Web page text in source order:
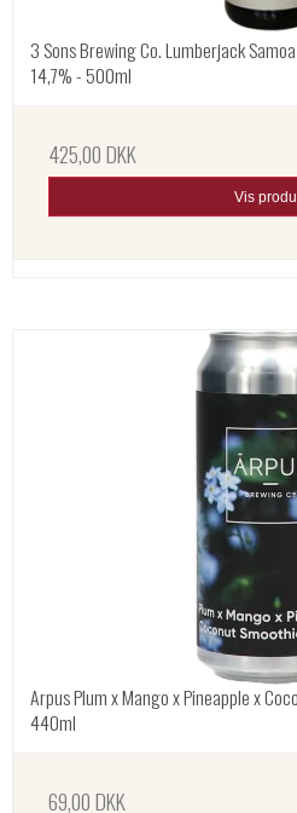
3 Sons Brewing Co. Lumberjack
14,7% - 500ml
425,00 DKK
Vis
Arpus Plum x Mango x Pineapple x
440ml
69,00 DKK